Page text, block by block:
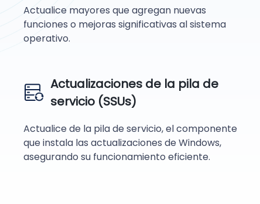
Actualice mayores que agregan nuevas
funciones o mejoras significativas al sistema
operativo.
Actualizaciones de la pila de
servicio (SSUs)
Actualice de la pila de servicio, el componente
que instala las actualizaciones de Windows,
asegurando su funcionamiento eficiente.